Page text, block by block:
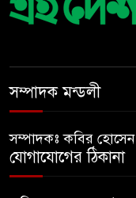
সম্পাদক মন্ডলী
সম্পাদকঃ কবির হোসেন
যোগাযোগের ঠিকানা